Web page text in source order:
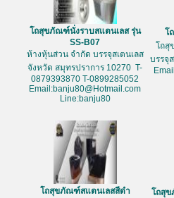
โถสุขภัณฑ์นั่งราบสแตนเลส รุ่น
SS-B07
ห้างหุ้นส่วน จำกัด บรรจุสเตนเลส
จังหวัด สมุทรปราการ 10270 T-
0879393870 T-0899285052
Email:banju80@Hotmail.com
Line:banju80
โ
โถสุ
บรรจุ
โถสุขภัณฑ์สแตนเลสสีดำ
โถสุ